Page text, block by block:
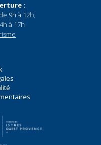
:
9h à 12h,
à 17h